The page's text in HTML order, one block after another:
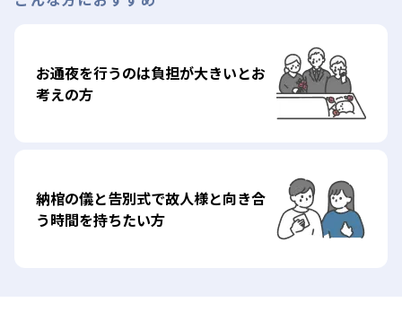
お通夜を行うのは負担が大きいとお
考えの方
納棺の儀と告別式で故人様と向き合
う時間を持ちたい方